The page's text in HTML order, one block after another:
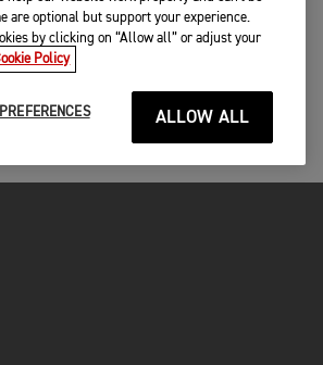
are optional but support your experience.
by clicking on “Allow all” or adjust your
Policy
ALLOW ALL